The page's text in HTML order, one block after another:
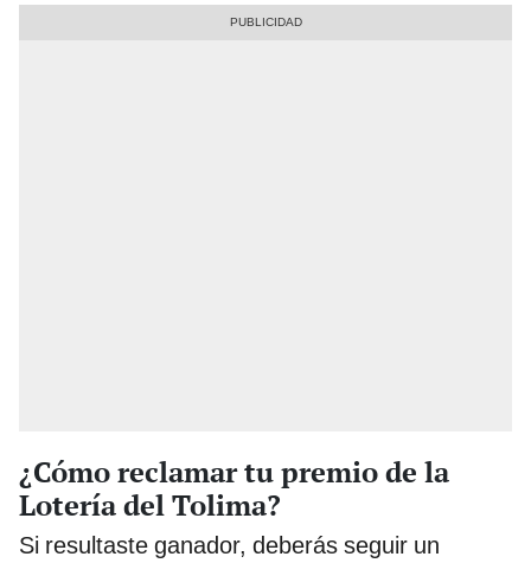
¿Cómo reclamar tu premio de la
Lotería del Tolima?
Si resultaste ganador, deberás seguir un